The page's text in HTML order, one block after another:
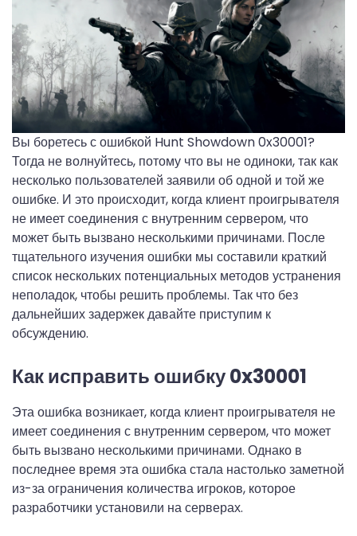
Вы боретесь с ошибкой Hunt Showdown 0x30001?
Тогда не волнуйтесь, потому что вы не одиноки, так как
несколько пользователей заявили об одной и той же
ошибке. И это происходит, когда клиент проигрывателя
не имеет соединения с внутренним сервером, что
может быть вызвано несколькими причинами. После
тщательного изучения ошибки мы составили краткий
список нескольких потенциальных методов устранения
неполадок, чтобы решить проблемы. Так что без
дальнейших задержек давайте приступим к
обсуждению.
Как исправить ошибку 0x30001
Эта ошибка возникает, когда клиент проигрывателя не
имеет соединения с внутренним сервером, что может
быть вызвано несколькими причинами. Однако в
последнее время эта ошибка стала настолько заметной
из-за ограничения количества игроков, которое
разработчики установили на серверах.